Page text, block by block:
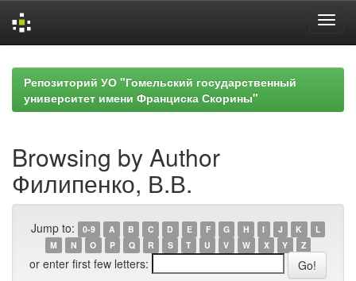
navigationРепозиторий УО "Гомельский государственный
университет имени Франциска Скорины"
Browsing by Author
Филипенко, В.В.
Jump to: 0-9 A B C D E F G H I J K
L
M
N O P Q R S T U V W X Y Z
or enter first few letters: